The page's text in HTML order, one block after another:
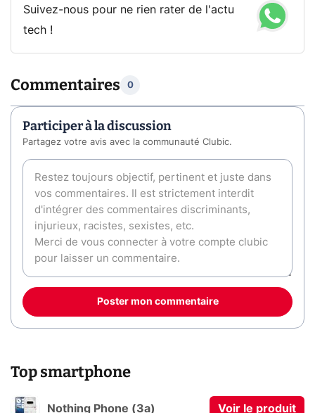
Suivez-nous pour ne rien rater de l'actu
tech !
Commentaires 0
Participer à la discussion
Partagez votre avis avec la communauté Clubic.
Poster mon commentaire
Top smartphone
Nothing Phone (3a) Voir le produit